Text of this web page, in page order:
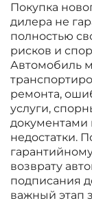
Покупка
дилера не
полностью
рисков и
Автомобиль
ремонта,
услуги,
документами
недостатки.
возврату
подписания
важный этап